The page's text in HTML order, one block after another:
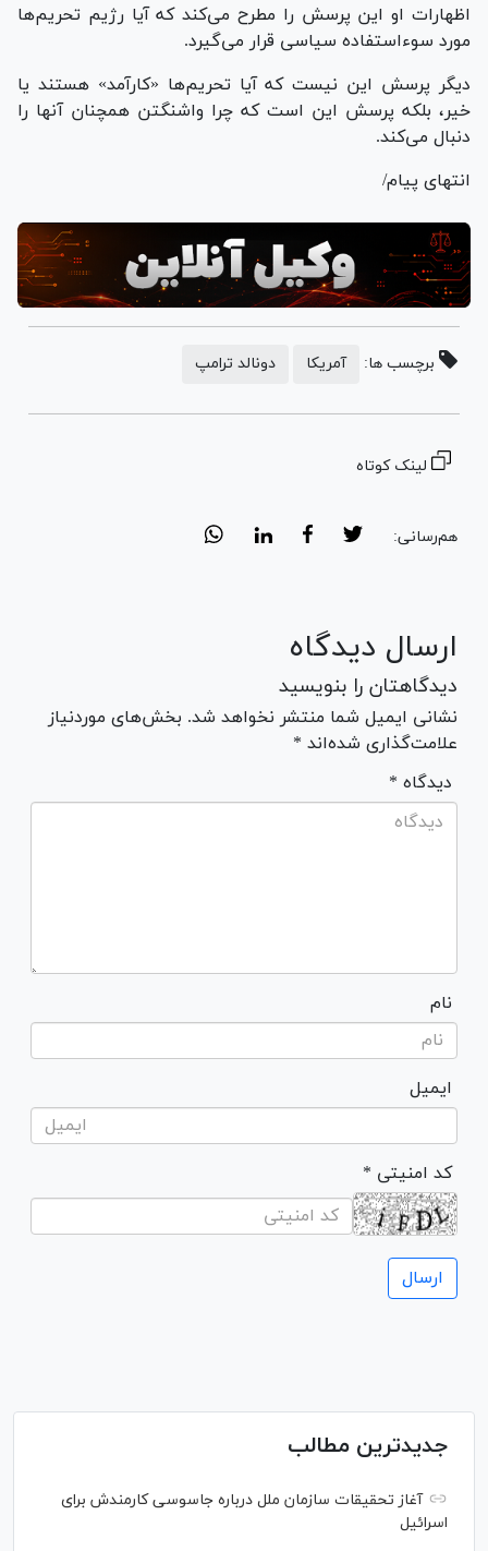
اظهارات او این پرسش را مطرح می‌کند که آیا رژیم تحریم‌ها
مورد سوءاستفاده سیاسی قرار می‌گیرد.
دیگر پرسش این نیست که آیا تحریم‌ها «کارآمد» هستند یا
خیر، بلکه پرسش این است که چرا واشنگتن همچنان آنها را
دنبال می‌کند.
انتهای پیام/
برچسب ها: آمریکا دونالد ترامپ
لینک کوتاه
هم‌رسانی:
ارسال دیدگاه
دیدگاهتان را بنویسید
نشانی ایمیل شما منتشر نخواهد شد. بخش‌های موردنیاز
علامت‌گذاری شده‌اند *
* دیدگاه
نام
ایمیل
* کد امنیتی
جدیدترین مطالب
آغاز تحقیقات سازمان ملل درباره جاسوسی کارمندش برای
اسرائیل